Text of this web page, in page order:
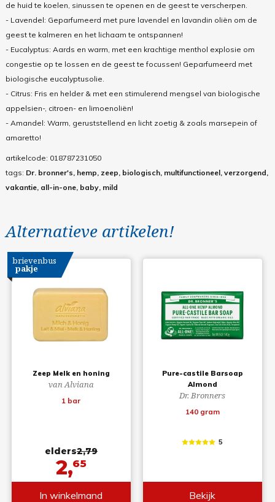
de huid te koelen, sinussen te openen en de geest te verscherpen.
- Lavendel: Geparfumeerd met pure lavendel en lavandin oliën om de
geest te kalmeren en het lichaam te ontspannen!
- Eucalyptus: Aards en warm, met een krachtige menthol explosie om
congestie op te lossen en de geest te focussen! Geparfumeerd met
biologische eucalyptusolie.
- Citrus: Fris en helder & met een stimulerend mengsel van biologische
appelsien-, citroen- en limoenoliën!
- Amandel: Warm, geruststellend en licht zoetig & zoals marsepein of
amaretto!
artikelcode: 018787231050
tags: Dr. bronner's, hemp, zeep, biologisch, multifunctioneel, verzorgend,
vakantie, all-in-one, baby, mild
Alternatieve artikelen!
Zeep Melk en honing
van Alviana
1 bar
brievenbus
pakje
elders2,79
2,65
In winkelmand
Pure-castile Barsoap
Almond
Dr. Bronners
140 gram
5
Bekijk